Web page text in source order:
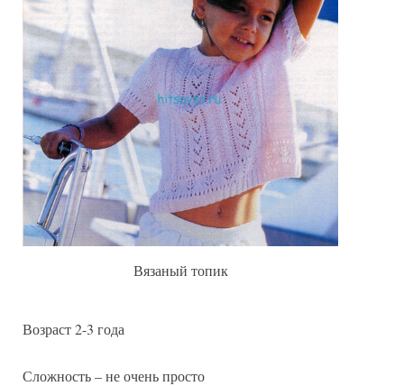
цвета
Вязаный топик
Возраст 2-3 года
Сложность – не очень просто